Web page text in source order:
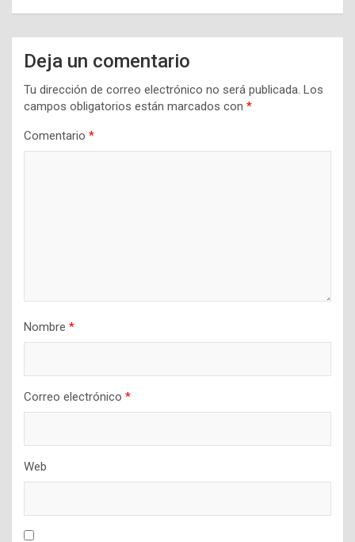
Deja un comentario
Tu dirección de correo electrónico no será publicada. Los
campos obligatorios están marcados con *
Comentario *
Nombre *
Correo electrónico *
Web